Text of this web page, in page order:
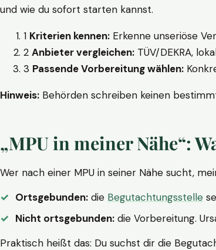
und wie du sofort starten kannst.
1 Kriterien kennen: Erkenne unseriöse
2 Anbieter vergleichen: TÜV/DEKRA,
3 Passende Vorbereitung wählen:
Hinweis: Behörden schreiben keinen
„MPU in meiner Nähe“:
Wer nach einer MPU in seiner Nähe sucht,
Ortsgebunden: die Begutachtungsstelle
Nicht ortsgebunden: die Vorbereitung.
Praktisch heißt das: Du suchst dir die